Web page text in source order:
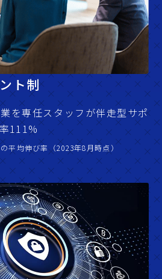
ト制
を専任スタッフが伴走型サポ
111%
平均伸び率（2023年8月時点）